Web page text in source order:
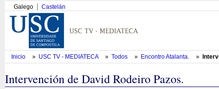
Galego Castelán
Inicio » USC TV - MEDIATECA » Todos » Encontro Atalanta. »
Intervención de David Rodeiro Pazos.